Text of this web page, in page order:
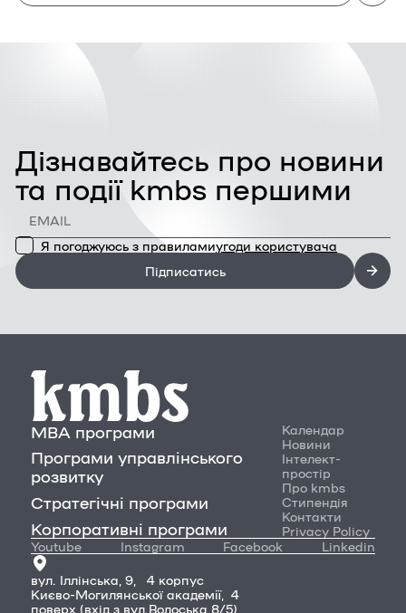
Дізнавайтесь про новини
та події kmbs першими
Я погоджуюсь з правиламиугоди користувача
Підписатись
MBA програми
Програми управлінського
розвитку
Стратегічні програми
Корпоративні програми
Календар
Новини
Інтелект-
простір
Про kmbs
Стипендія
Контакти
Privacy Policy
Youtube
Instagram Facebook Linkedin
вул. Іллінська, 9, 4 корпус
Києво-Могилянської академії, 4
поверх (вхід з вул.Волоська 8/5)